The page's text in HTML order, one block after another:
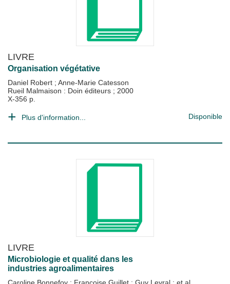
LIVRE
Organisation végétative
Daniel Robert ; Anne-Marie Catesson
Rueil Malmaison : Doin éditeurs ; 2000
X-356 p.
Plus d'information... Disponible
LIVRE
Microbiologie et qualité dans les
industries agroalimentaires